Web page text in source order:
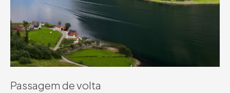
Passagem de volta